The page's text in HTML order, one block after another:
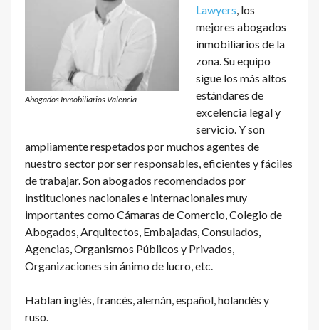
Abogados Inmobiliarios Valencia
Lawyers, los
mejores abogados
inmobiliarios de la
zona. Su equipo
sigue los más altos
estándares de
excelencia legal y
servicio. Y son
ampliamente respetados por muchos agentes de
nuestro sector por ser responsables, eficientes y fáciles
de trabajar. Son abogados recomendados por
instituciones nacionales e internacionales muy
importantes como Cámaras de Comercio, Colegio de
Abogados, Arquitectos, Embajadas, Consulados,
Agencias, Organismos Públicos y Privados,
Organizaciones sin ánimo de lucro, etc.
Hablan inglés, francés, alemán, español, holandés y
ruso.